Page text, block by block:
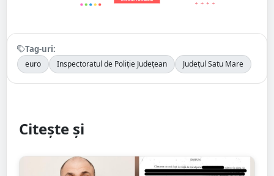
Tag-uri:
euro Inspectoratul de Poliție Județean Județul Satu Mare
Citește și